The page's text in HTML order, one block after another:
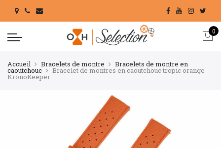
0
Accueil Bracelets de montre Bracelets de montre en
caoutchouc Bracelet de montres en caoutchouc tropic orange
KronoKeeper